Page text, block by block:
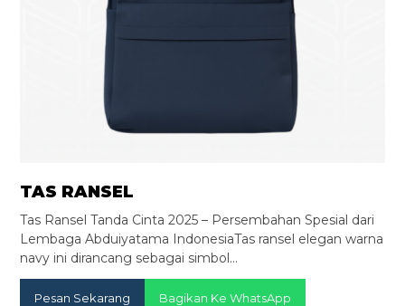
TAS RANSEL
Tas Ransel Tanda Cinta 2025 – Persembahan Spesial dari
Lembaga Abduiyatama IndonesiaTas ransel elegan warna
navy ini dirancang sebagai simbol…
Pesan Sekarang Bagikan Ke WhatsApp